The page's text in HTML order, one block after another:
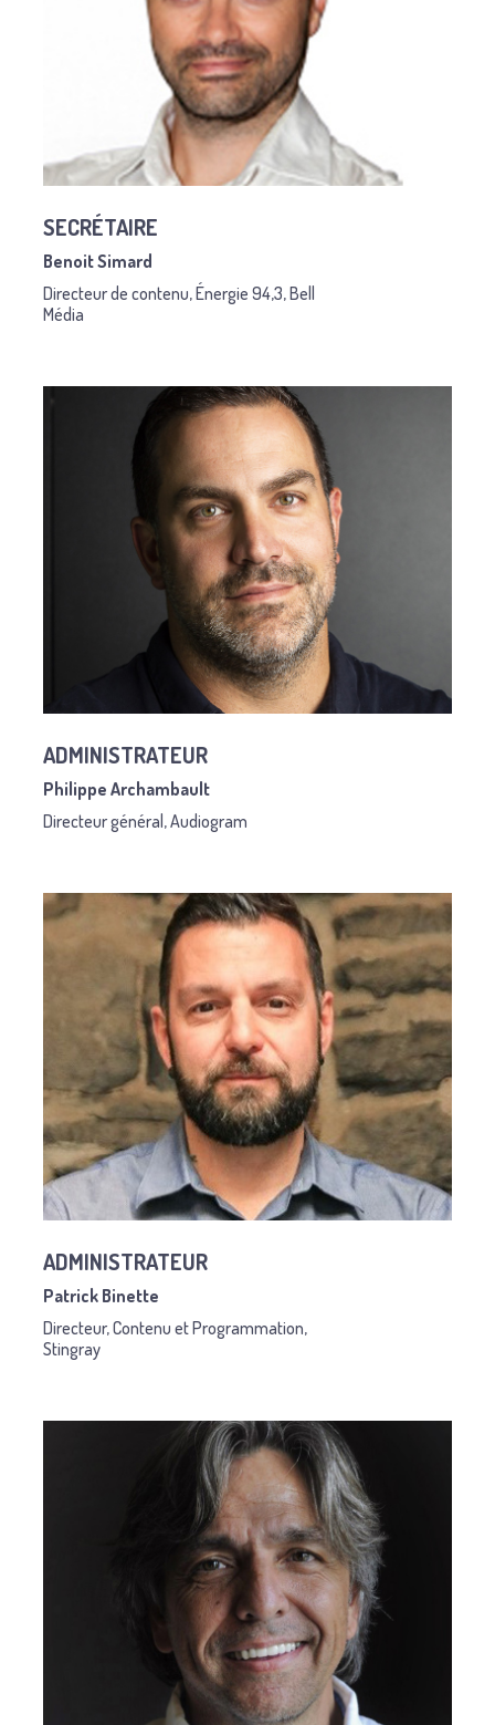
SECRÉTAIRE
Benoit Simard
Directeur de contenu, Énergie 94,3, Bell
Média
ADMINISTRATEUR
Philippe Archambault
Directeur général, Audiogram
ADMINISTRATEUR
Patrick Binette
Directeur, Contenu et Programmation,
Stingray